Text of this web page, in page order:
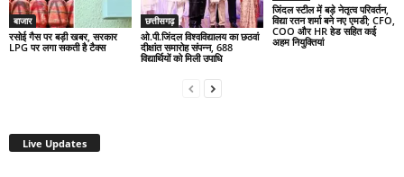
बाजार
रसोई गैस पर बड़ी खबर, सरकार
LPG पर लगा सकती है टैक्स
छत्तीसगढ़
ओ.पी.जिंदल विश्वविद्यालय का छठवां
दीक्षांत समारोह संपन्न, 688
विद्यार्थियों को मिली उपाधि
जिंदल स्टील में बड़े नेतृत्व परिवर्तन,
विद्या रतन शर्मा बने नए एमडी; CFO,
COO और HR हेड सहित कई
अहम नियुक्तियां
Live Updates